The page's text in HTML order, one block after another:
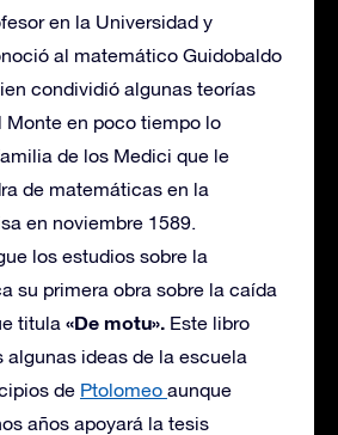
en la Universidad y
al matemático Guidobaldo
condividió algunas teorías
Monte en poco tiempo lo
de los Medici que le
de matemáticas en la
en noviembre 1589.
los estudios sobre la
su primera obra sobre la caída
titula «De motu». Este libro
ideas de la escuela
de Ptolomeo aunque
años apoyará la tesis